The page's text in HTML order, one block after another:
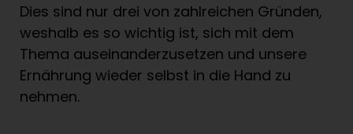
Dies sind nur drei von zahlreichen Gründen,
weshalb es so wichtig ist, sich mit dem
Thema auseinanderzusetzen und unsere
Ernährung wieder selbst in die Hand zu
nehmen.